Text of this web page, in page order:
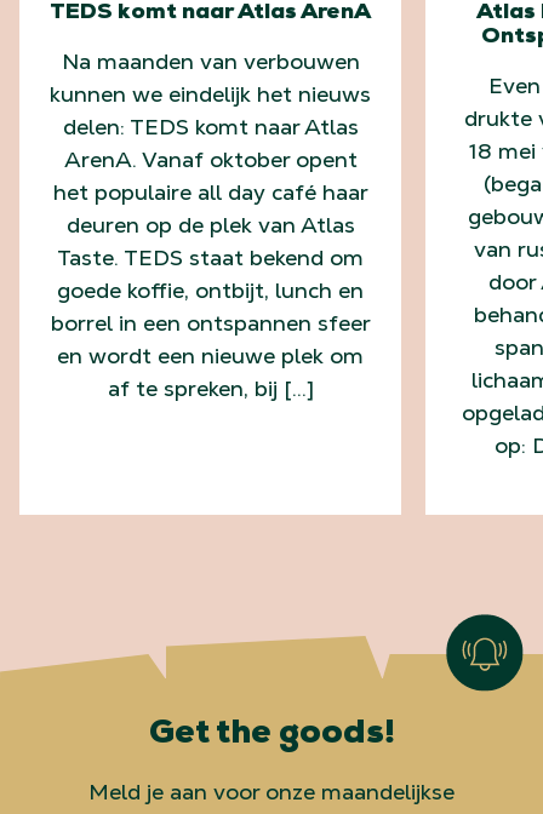
TEDS komt naar Atlas ArenA
Na maanden van verbouwen
kunnen we eindelijk het nieuws
delen: TEDS komt naar Atlas
ArenA. Vanaf oktober opent
het populaire all day café haar
deuren op de plek van Atlas
Taste. TEDS staat bekend om
goede koffie, ontbijt, lunch en
borrel in een ontspannen sfeer
en wordt een nieuwe plek om
af te spreken, bij […]
Atlas
drukte
18
van
door
op:
Get the goods!
Meld je aan voor onze maandelijkse